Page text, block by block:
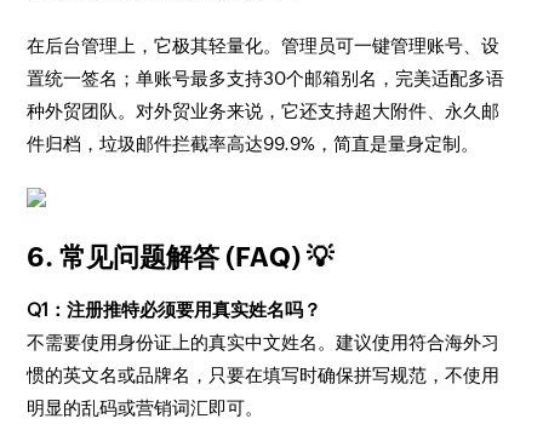
在后台管理上，它极其轻量化。管理员可一键管理账号、设
置统一签名；单账号最多支持30个邮箱别名，完美适配多语
种外贸团队。对外贸业务来说，它还支持超大附件、永久邮
件归档，垃圾邮件拦截率高达99.9%，简直是量身定制。
6. 常见问题解答 (FAQ) 💡
Q1：注册推特必须要用真实姓名吗？
不需要使用身份证上的真实中文姓名。建议使用符合海外习
惯的英文名或品牌名，只要在填写时确保拼写规范，不使用
明显的乱码或营销词汇即可。